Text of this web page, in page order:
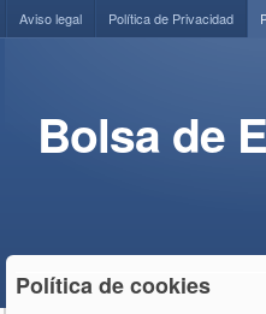
Aviso legal Política de Privacidad
Bolsa de
Política de cookies